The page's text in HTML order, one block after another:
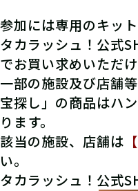
参加には専用のキット
タカラッシュ！公式
でお買い求めいただけ
一部の施設及び店舗
宝探し」の商品はハ
ります。
該当の施設、店舗は
い。
タカラッシュ！公式